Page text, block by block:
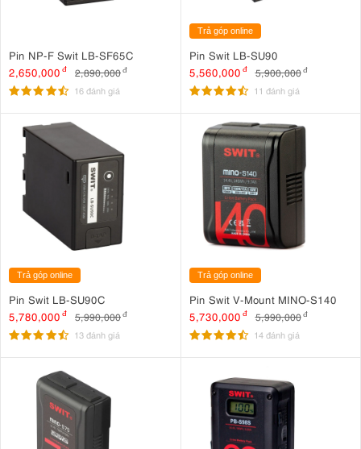
Pin NP-F Swit LB-SF65C
2,650,000 đ 2,890,000đ
16 đánh giá
Trả góp online
Pin Swit LB-SU90
5,560,000 đ 5,900,000 đ
11 đánh giá
Trả góp online
Pin Swit LB-SU90C
5,780,000 đ 5,990,000đ
13 đánh giá
Trả góp online
Pin Swit V-Mount MINO-S140
5,730,000 đ 5,990,000 đ
14 đánh giá